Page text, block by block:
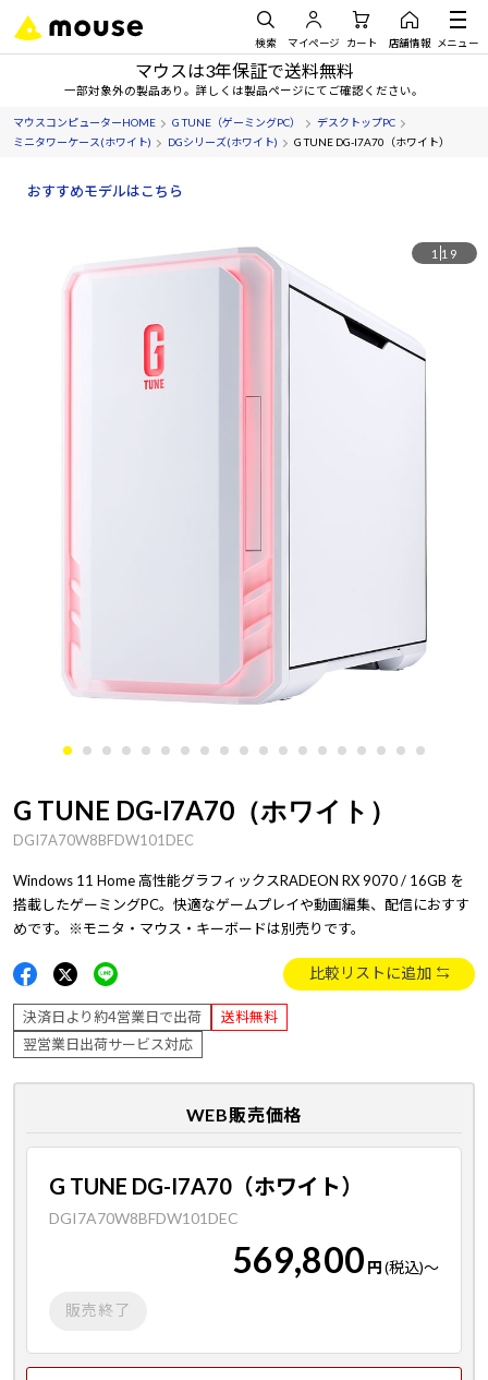
検索 マイページ カート 店舗情報 メニュー
マウスは3年保証で送料無料
一部対象外の製品あり。詳しくは製品ページにてご確認ください。
マウスコンピューターHOME G TUNE（ゲーミングPC）
デスクトップPC
ミニタワーケース(ホワイト)
DGシリーズ(ホワイト) G TUNE DG-I7A70（ホワイト）
おすすめモデルはこちら
1 19
G TUNE DG-I7A70（ホワイト）
DGI7A70W8BFDW101DEC
Windows 11 Home 高性能グラフィックスRADEON RX 9070 / 16GB を
搭載したゲーミングPC。快適なゲームプレイや動画編集、配信におすす
めです。※モニタ・マウス・キーボードは別売りです。
比較リストに追加
決済日より約4営業日で出荷
送料無料
翌営業日出荷サービス対応
WEB販売価格
G TUNE DG-I7A70（ホワイト）
DGI7A70W8BFDW101DEC
569,800 円(税込)～
販売終了